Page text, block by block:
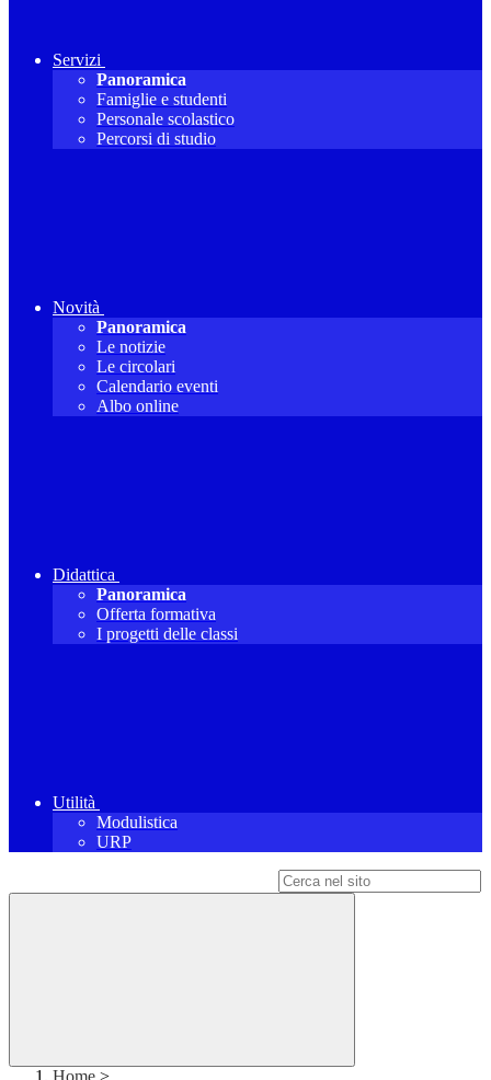
Servizi
Panoramica
Famiglie e studenti
Personale scolastico
Percorsi di studio
Novità
Panoramica
Le notizie
Le circolari
Calendario eventi
Albo online
Didattica
Panoramica
Offerta formativa
I progetti delle classi
Utilità
Modulistica
URP